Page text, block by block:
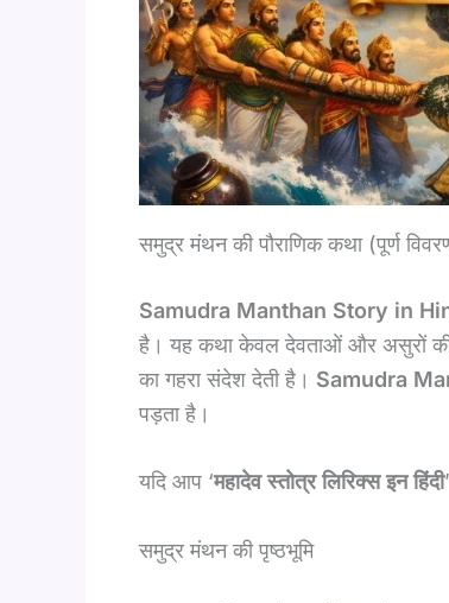
समुद्र मंथन की पौराणिक कथा (पूर्ण
Samudra Manthan Story in
है। यह कथा केवल देवताओं और असुरों की
का गहरा संदेश देती है। Samudra
पड़ता है।
यदि आप ‘महादेव स्तोत्र लिरिक्स इन हिंदी
समुद्र मंथन की पृष्ठभूमि